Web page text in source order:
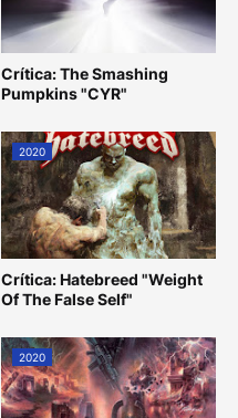
Crítica: The Smashing
Pumpkins "CYR"
2020
Crítica: Hatebreed "Weight
Of The False Self"
2020